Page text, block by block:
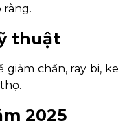
ràng.
thuật
chấn, ray bi, ke
2025